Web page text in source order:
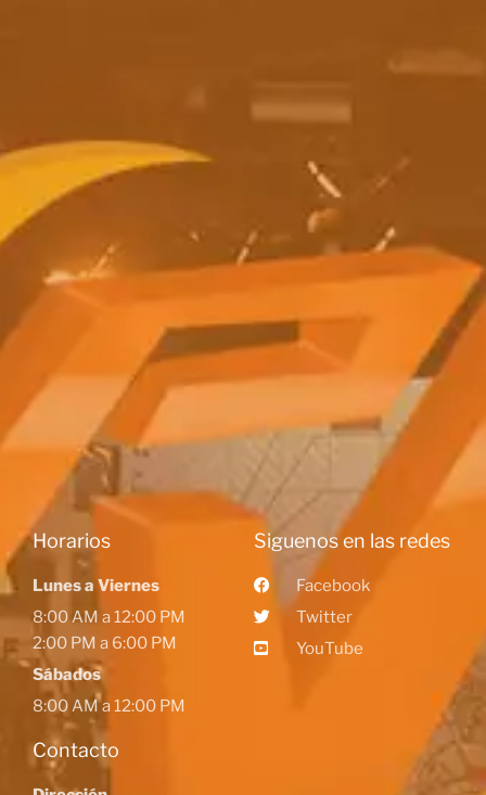
Horarios
Lunes a Viernes
8:00 AM a 12:00 PM
2:00 PM a 6:00 PM
Sábados
8:00 AM a 12:00 PM
Contacto
Siguenos en las redes
Facebook
Twitter
YouTube